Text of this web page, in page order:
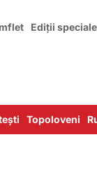
Ediții speciale
Topoloveni